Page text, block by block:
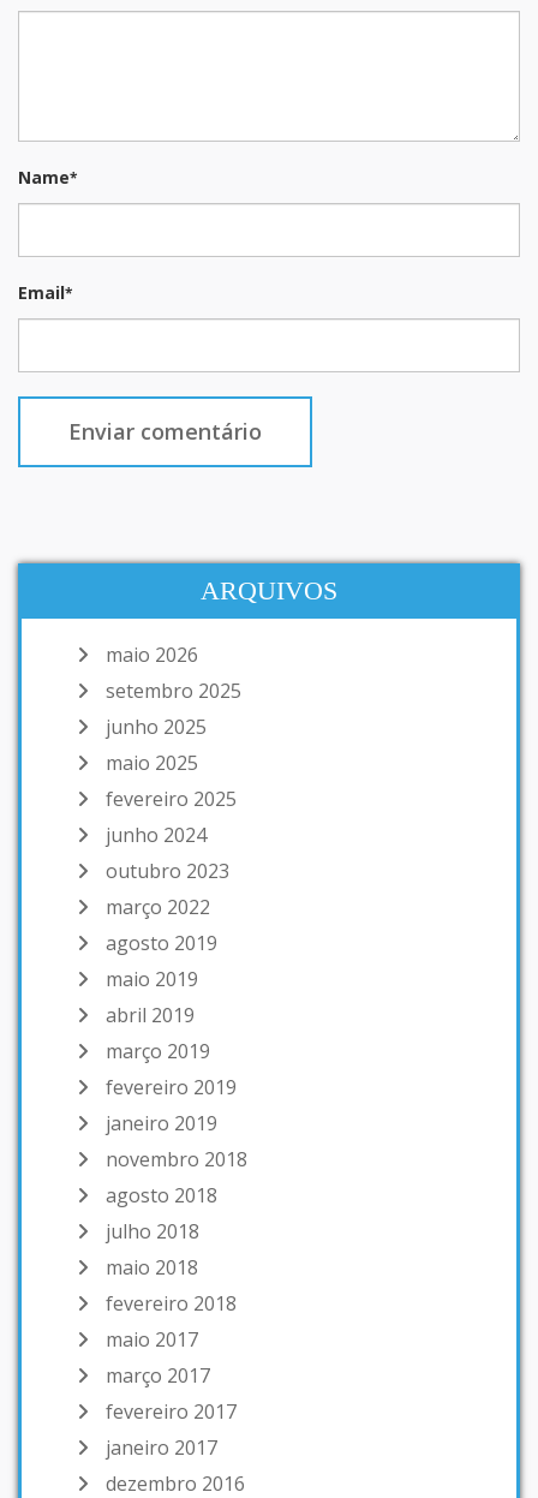
Name*
Email*
ARQUIVOS
maio 2026
setembro 2025
junho 2025
maio 2025
fevereiro 2025
junho 2024
outubro 2023
março 2022
agosto 2019
maio 2019
abril 2019
março 2019
fevereiro 2019
janeiro 2019
novembro 2018
agosto 2018
julho 2018
maio 2018
fevereiro 2018
maio 2017
março 2017
fevereiro 2017
janeiro 2017
dezembro 2016